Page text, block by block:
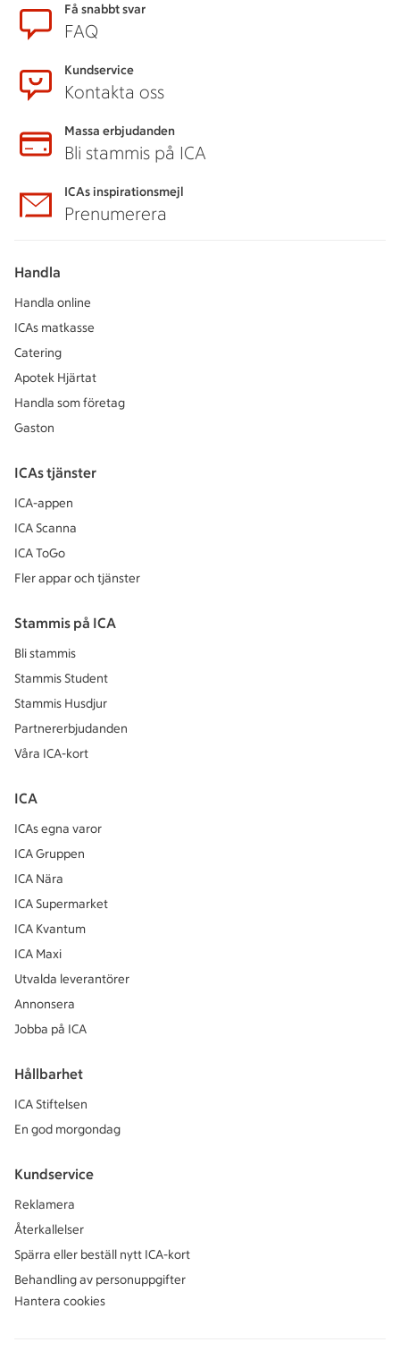
SidfotFå snabbt svar
FAQ
Kundservice
Kontakta oss
Massa erbjudanden
Bli stammis på ICA
ICAs inspirationsmejl
Prenumerera
Handla
Handla online
ICAs matkasse
Catering
Apotek Hjärtat
Handla som företag
Gaston
ICAs tjänster
ICA-appen
ICA Scanna
ICA ToGo
Fler appar och tjänster
Stammis på ICA
Bli stammis
Stammis Student
Stammis Husdjur
Partnererbjudanden
Våra ICA-kort
ICA
ICAs egna varor
ICA Gruppen
ICA Nära
ICA Supermarket
ICA Kvantum
ICA Maxi
Utvalda leverantörer
Annonsera
Jobba på ICA
Hållbarhet
ICA Stiftelsen
En god morgondag
Kundservice
Reklamera
Återkallelser
Spärra eller beställ nytt ICA-kort
Behandling av personuppgifter
Hantera cookies